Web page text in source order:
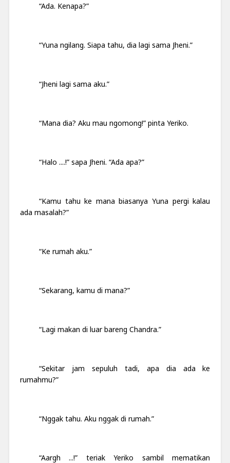
“Ada. Kenapa?”
“Yuna ngilang. Siapa tahu, dia lagi sama Jheni.”
“Jheni lagi sama aku.”
“Mana dia? Aku mau ngomong!” pinta Yeriko.
“Halo ....!” sapa Jheni. “Ada apa?”
“Kamu tahu ke mana biasanya Yuna pergi kalau
ada masalah?”
“Ke rumah aku.”
“Sekarang, kamu di mana?”
“Lagi makan di luar bareng Chandra.”
“Sekitar jam sepuluh tadi, apa dia ada ke
rumahmu?”
“Nggak tahu. Aku nggak di rumah.”
“Aargh ...!” teriak Yeriko sambil mematikan